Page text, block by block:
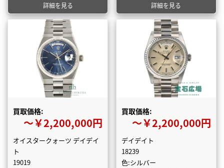
詳細を見る 詳細を見る
買取価格:
〜￥2,200,000円
オイスタークォーツ デイデイ
ト
19019
買取価格:
〜￥2,200,000円
デイデイト
18239
色:シルバー